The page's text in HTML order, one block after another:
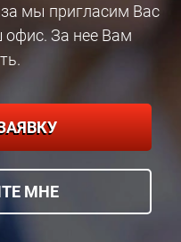
мы пригласим Вас
офис. За нее Вам
МНЕ